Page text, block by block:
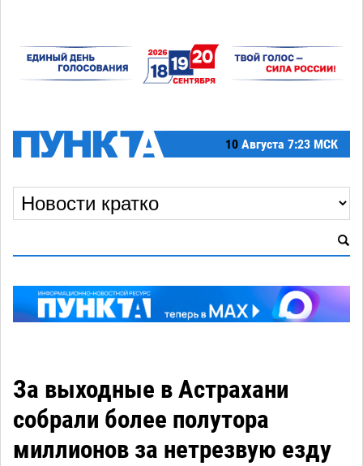
10 Августа 7:23 МСК
За выходные в Астрахани
собрали более полутора
миллионов за нетрезвую езду